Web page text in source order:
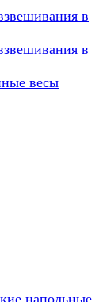
в
в
весы
напольные